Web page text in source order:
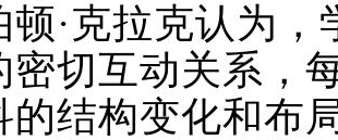
顿·克拉克认为
密切互动关系，
的结构变化和布